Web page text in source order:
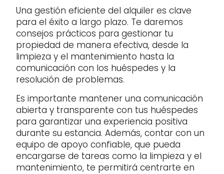
Una gestión eficiente del alquiler es clave
para el éxito a largo plazo. Te daremos
consejos prácticos para gestionar tu
propiedad de manera efectiva, desde la
limpieza y el mantenimiento hasta la
comunicación con los huéspedes y la
resolución de problemas.
Es importante mantener una comunicación
abierta y transparente con tus huéspedes
para garantizar una experiencia positiva
durante su estancia. Además, contar con un
equipo de apoyo confiable, que pueda
encargarse de tareas como la limpieza y el
mantenimiento, te permitirá centrarte en